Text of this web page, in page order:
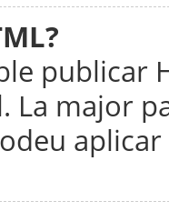
publicar
La major